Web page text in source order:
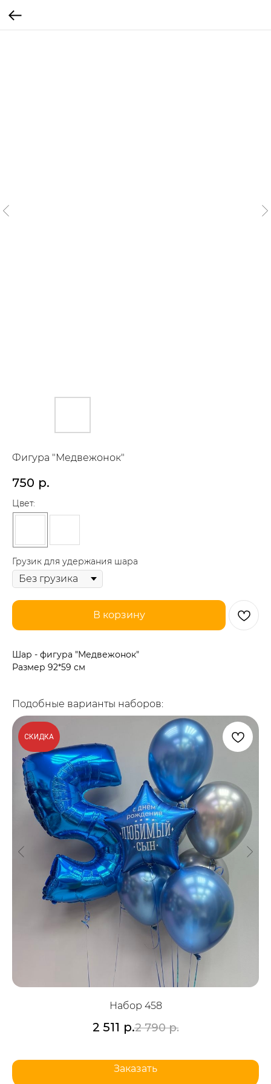
Фигура "Медвежонок"
750 р.
Цвет:
Грузик для удержания шара
В корзину
Шар - фигура "Медвежонок"
Размер 92*59 см
Подобные варианты наборов:
СКИДКА
Набор 458
2 511 р.2 790 р.
Заказать